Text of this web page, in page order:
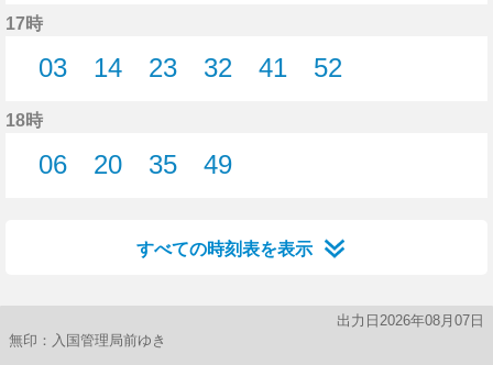
17時
03
14
23
32
41
52
18時
06
20
35
49
すべての時刻表を表示
出力日2026年08月07日
無印：入国管理局前ゆき